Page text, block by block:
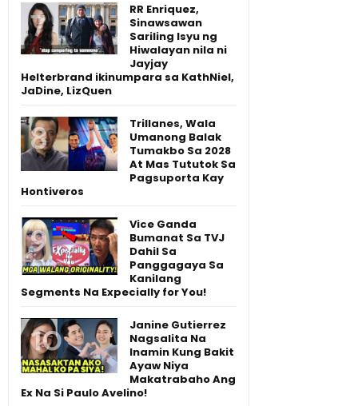
RR Enriquez,
Sinawsawan
Sariling Isyu ng
Hiwalayan nila ni
Jayjay
Helterbrand ikinumpara sa KathNiel,
JaDine, LizQuen
Trillanes, Wala
Umanong Balak
Tumakbo Sa 2028
At Mas Tututok Sa
Pagsuporta Kay
Hontiveros
Vice Ganda
Bumanat Sa TVJ
Dahil Sa
Panggagaya Sa
Kanilang
Segments Na Expecially for You!
Janine Gutierrez
Nagsalita Na
Inamin Kung Bakit
Ayaw Niya
Makatrabaho Ang
Ex Na Si Paulo Avelino!